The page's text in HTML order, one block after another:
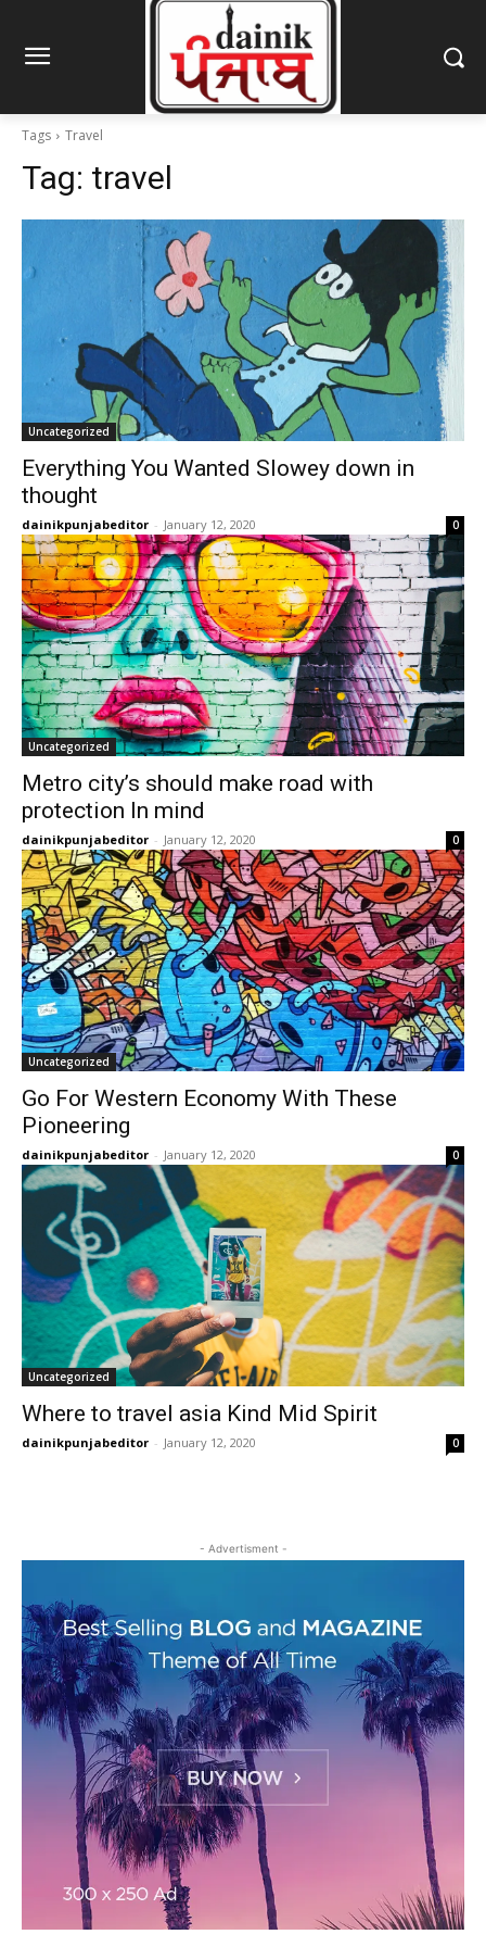
Tags Travel
Tag: travel
Uncategorized
Everything You Wanted Slowey down in
thought
dainikpunjabeditor - January 12, 2020 0
Uncategorized
Metro city’s should make road with
protection In mind
dainikpunjabeditor - January 12, 2020 0
Uncategorized
Go For Western Economy With These
Pioneering
dainikpunjabeditor - January 12, 2020 0
Uncategorized
Where to travel asia Kind Mid Spirit
dainikpunjabeditor - January 12, 2020 0
- Advertisment -